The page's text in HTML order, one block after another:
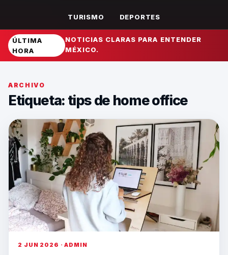
TURISMO DEPORTES
ÚLTIMA
HORA
NOTICIAS CLARAS PARA ENTENDER
MÉXICO.
ARCHIVO
Etiqueta: tips de home office
2 JUN 2026 · ADMIN